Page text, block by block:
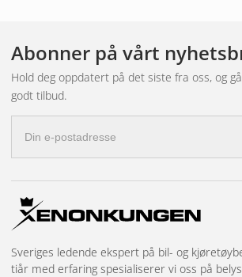
oppfylle kravene.
Farge og funksjon
Sidemarkeringene skal være gule – dette
EU. Noen modeller har også integrerte
blinklys (kat. 5-blinklys) i samme enhet.
sidemarkering med blinklys gir bedre sikt
Abonner på vårt
Hold deg oppdatert på det siste fra oss, og
godt tilbud.
postadresse
Sveriges ledende ekspert på bil- og
tiår med erfaring spesialiserer vi oss på